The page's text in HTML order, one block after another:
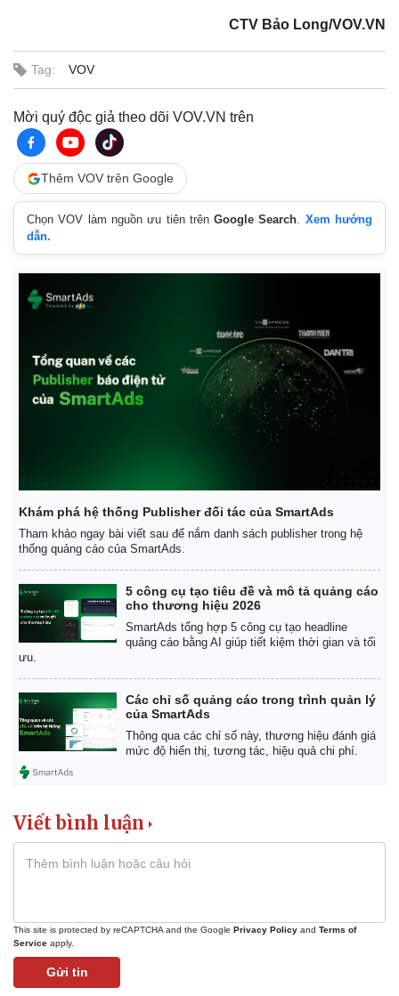
Kinh tế
Bất động sản
Khởi nghiệp
Thị trường
Giá vàng
Tiêu dùng
Tỷ giá
Chứng khoán
Giá cà phê
CTV Bảo Long/VOV.VN
Tag: VOV
Mời quý độc giả theo dõi VOV.VN trên
Thêm VOV trên Google
Chọn VOV làm nguồn ưu tiên trênGoogle Search. Xem hướng
dẫn.
Khám phá hệ thống Publisher đối tác của SmartAds
Tham khảo ngay bài viết sau để nắm danh sách publisher trong hệ
thống quảng cáo của SmartAds.
5 công cụ tạo tiêu đề và mô tả quảng cáo
cho thương hiệu 2026
SmartAds tổng hợp 5 công cụ tạo headline
quảng cáo bằng AI giúp tiết kiệm thời gian và tối
ưu.
Các chỉ số quảng cáo trong trình quản lý
của SmartAds
Thông qua các chỉ số này, thương hiệu đánh giá
mức độ hiển thị, tương tác, hiệu quả chi phí.
Viết bình luận
This site is protected by reCAPTCHA and the Google Privacy Policy and Terms of
Service apply.
Gửi tin